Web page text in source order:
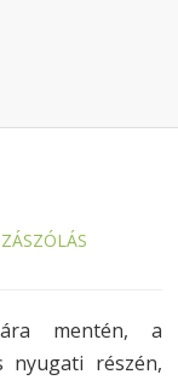
mentén, a
nyugati részén,